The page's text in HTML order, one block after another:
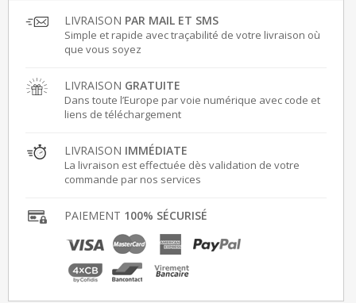
LIVRAISON PAR MAIL ET SMS
Simple et rapide avec traçabilité de votre livraison où
que vous soyez
LIVRAISON GRATUITE
Dans toute l’Europe par voie numérique avec code et
liens de téléchargement
LIVRAISON IMMÉDIATE
La livraison est effectuée dès validation de votre
commande par nos services
PAIEMENT 100% SÉCURISÉ